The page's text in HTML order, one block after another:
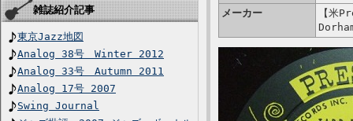
雑誌紹介記事
東京Jazz地図
Analog 38号 Winter 2012
Analog 33号 Autumn 2011
Analog 17号 2007
Swing Journal
メーカー
【米